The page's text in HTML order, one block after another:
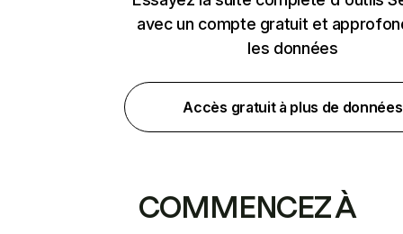
avec un compte gratuit et
les données
Accès gratuit à plus de données
COMMENCEZ À